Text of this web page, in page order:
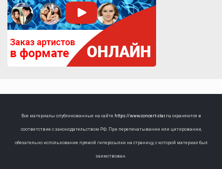
Все материалы опубликованные на сайте https://www.concert-star.ru охраняются в
соответствие с законодательством РФ. При перепечатывании или цитировании,
обязательно использование прямой гиперссылки на страницу, с которой материал был
заимствован.